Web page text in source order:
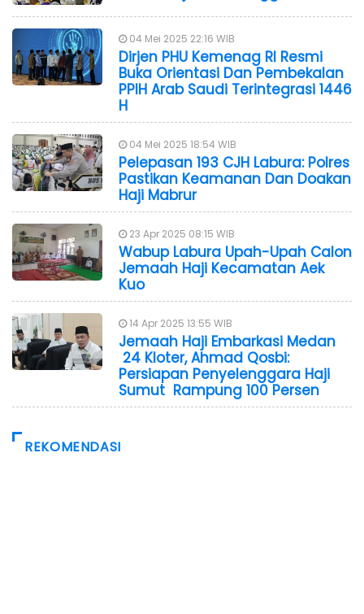
04 Mei 2025 22:16 WIB
Dirjen PHU Kemenag RI Resmi
Buka Orientasi Dan Pembekalan
PPIH Arab Saudi Terintegrasi 1446
H
04 Mei 2025 18:54 WIB
Pelepasan 193 CJH Labura: Polres
Pastikan Keamanan Dan Doakan
Haji Mabrur
23 Apr 2025 08:15 WIB
Wabup Labura Upah-Upah Calon
Jemaah Haji Kecamatan Aek
Kuo
14 Apr 2025 13:55 WIB
Jemaah Haji Embarkasi Medan
24 Kloter, Ahmad Qosbi:
Persiapan Penyelenggara Haji
Sumut Rampung 100 Persen
REKOMENDASI